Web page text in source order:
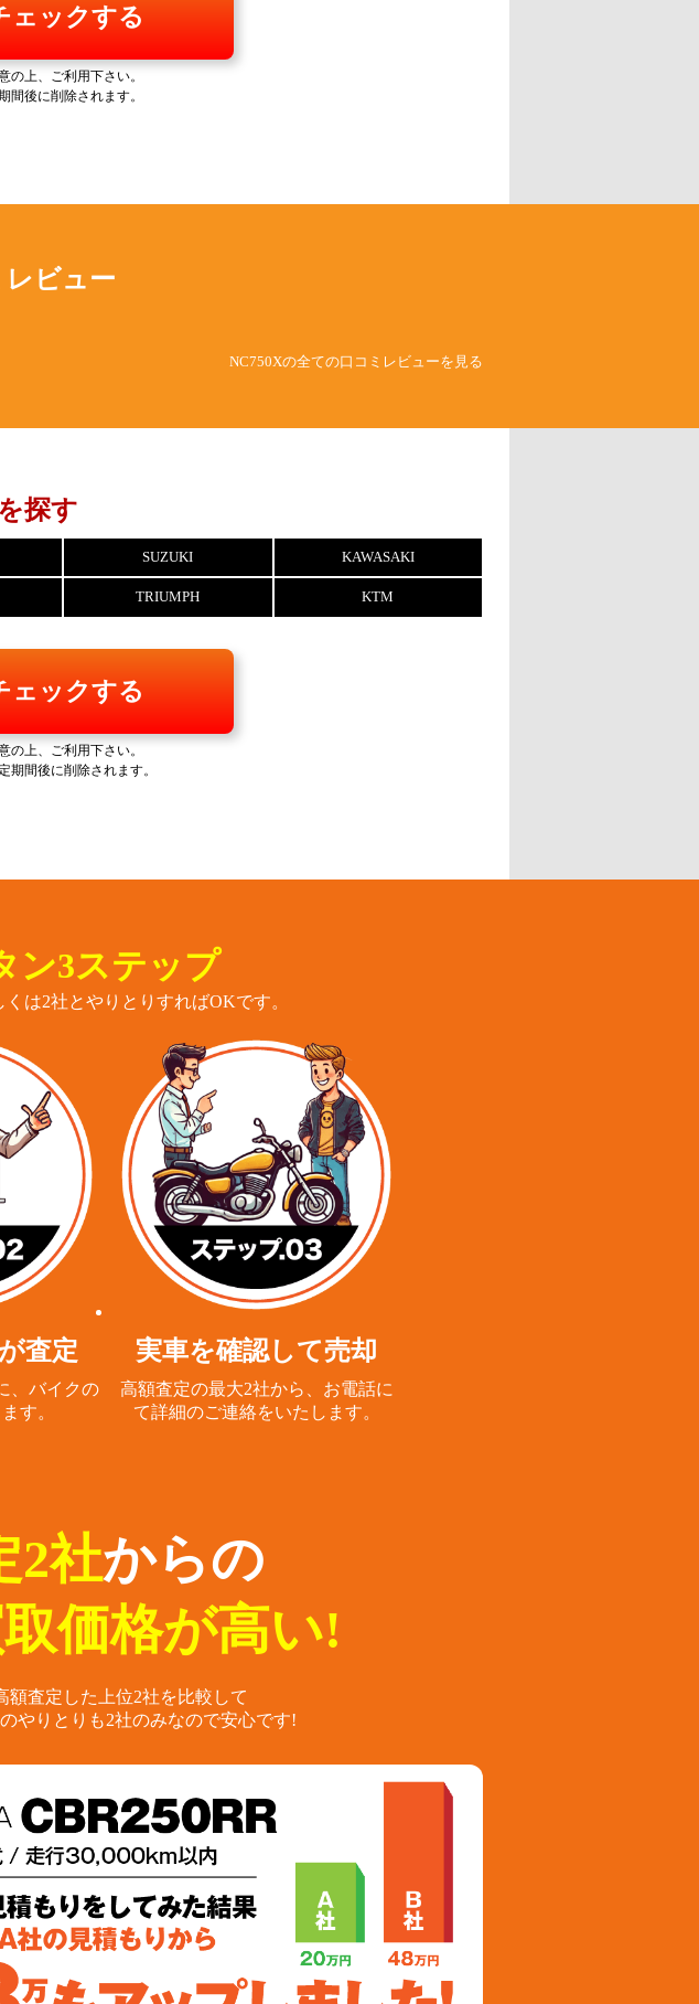
ェックする
の上、ご利用下さい。
後に削除されます。
レビュー
NC750Xの全ての口コミレビューを見る
探す
SUZUKI KAWASAKI
TRIUMPH KTM
ェックする
の上、ご利用下さい。
期間後に削除されます。
ン3ステップ
は2社とやりとりすればOKです。
査定
バイクの
す。
実車を確認して売却
高額査定の最大2社から、 お電話に
て詳細のご連絡をいたします。
2社からの
価格が高い!
額査定した上位2社を比較して
やりとりも2社のみなので安心です!